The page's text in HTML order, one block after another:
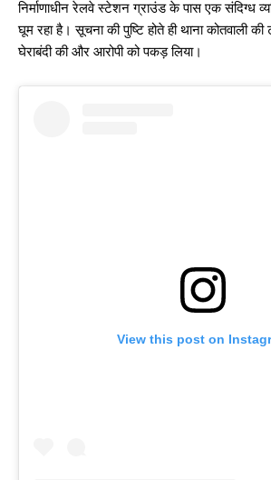
निर्माणाधीन रेलवे स्टेशन ग्राउंड के पास एक संदिग्ध
घूम रहा है। सूचना की पुष्टि होते ही थाना कोतवाली
घेराबंदी की और आरोपी को पकड़ लिया।
View this post on